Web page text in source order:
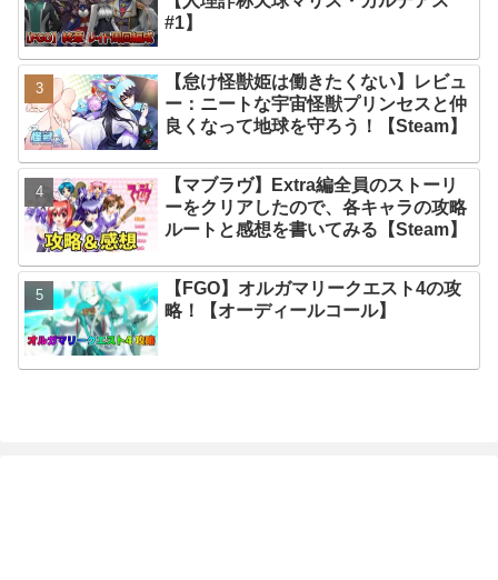
#1】
【怠け怪獣姫は働きたくない】レビュ
ー：ニートな宇宙怪獣プリンセスと仲
良くなって地球を守ろう！【Steam】
【マブラヴ】Extra編全員のストーリ
ーをクリアしたので、各キャラの攻略
ルートと感想を書いてみる【Steam】
【FGO】オルガマリークエスト4の攻
略！【オーディールコール】